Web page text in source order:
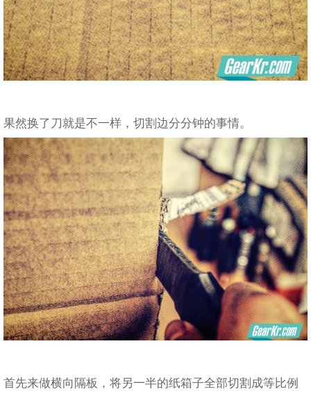
果然换了刀就是不一样，切割边分分钟的事情。
首先来做横向隔板，将另一半的纸箱子全部切割成等比例